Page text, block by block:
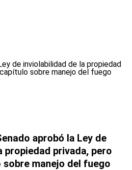
aprobó la Ley de
propiedad privada, pero
manejo del fuego